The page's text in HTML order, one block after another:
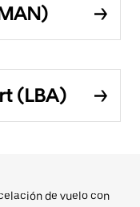
(LBA)
de vuelo con